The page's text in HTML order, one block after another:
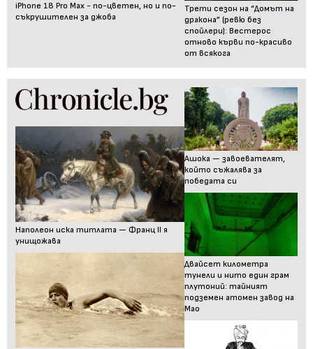
iPhone 18 Pro Max - по-цветен, но и по-
съкрушителен за джоба
Трети сезон на “Домът на
дракона” (ревю без
спойлери): Вестерос
отново кърви по-красиво
от всякога
Наполеон иска титлата — Франц II я
унищожава
Ашока — завоевателят,
който съжалява за
победата си
Двайсет километра
тунели и нито един грам
плутоний: тайният
подземен атомен завод на
Мао